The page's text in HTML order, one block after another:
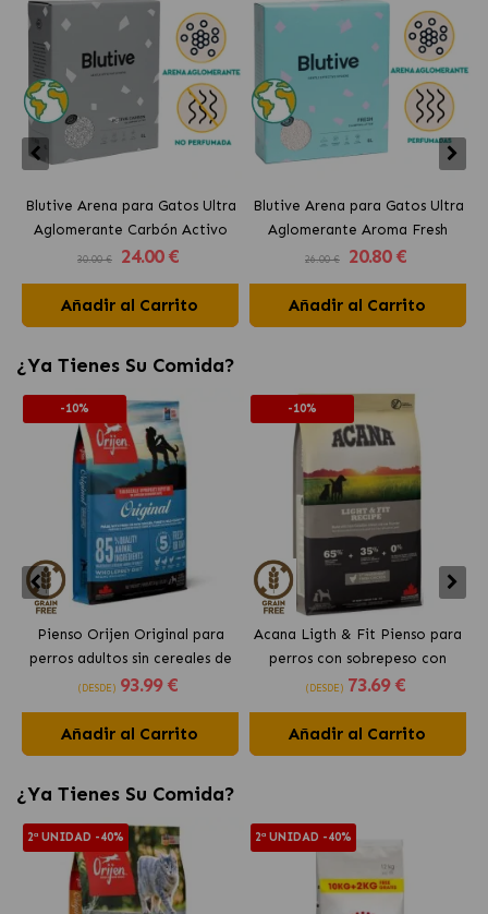
Blutive Arena para Gatos Ultra
Aglomerante Carbón Activo
30.00 € 24.00 €
Añadir al Carrito
Blutive Arena para Gatos Ultra
Aglomerante Aroma Fresh
26.00 € 20.80 €
Añadir al Carrito
¿Ya Tienes Su Comida?
-10%
Pienso Orijen Original para
perros adultos sin cereales de
pollo
(DESDE) 93.99 €
Añadir al Carrito
-10%
Acana Ligth & Fit Pienso para
perros con sobrepeso con
pollo fresco
(DESDE) 73.69 €
Añadir al Carrito
¿Ya Tienes Su Comida?
2ª UNIDAD -40% 2ª UNIDAD -40%